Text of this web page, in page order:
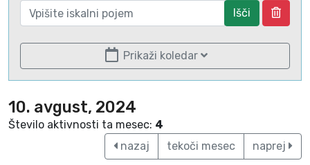
Išči
Prikaži koledar
10. avgust, 2024
Število aktivnosti ta mesec: 4
nazaj
tekoči mesec naprej